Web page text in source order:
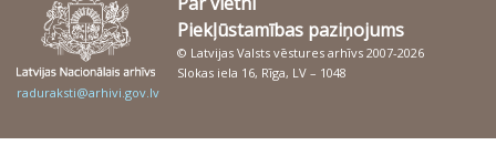
Piekļūstamības paziņojums
© Latvijas Valsts vēstures arhīvs 2007-2026
Slokas iela 16, Rīga, LV – 1048
raduraksti@arhivi.gov.lv